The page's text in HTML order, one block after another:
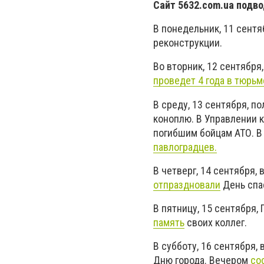
Сайт 5632.com.ua
В понедельник, 11
реконструкции.
Во вторник, 12
проведет 4 года в
В среду, 13 сентября,
коноплю. В Управлении
погибшим бойцам АТО. В
павлоградцев.
В четверг, 14 сентября,
отпраздновали День
В пятницу, 15 сентября,
память своих коллег.
В субботу, 16
Дню города. Вечером